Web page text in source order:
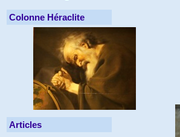
Colonne Héraclite
Articles